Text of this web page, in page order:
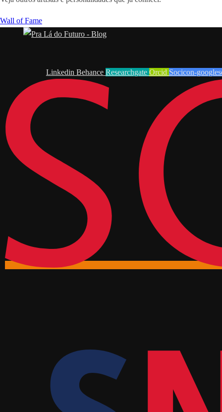
Wall of Fame
Linkedin Behance Researchgate Orcid Socicon-